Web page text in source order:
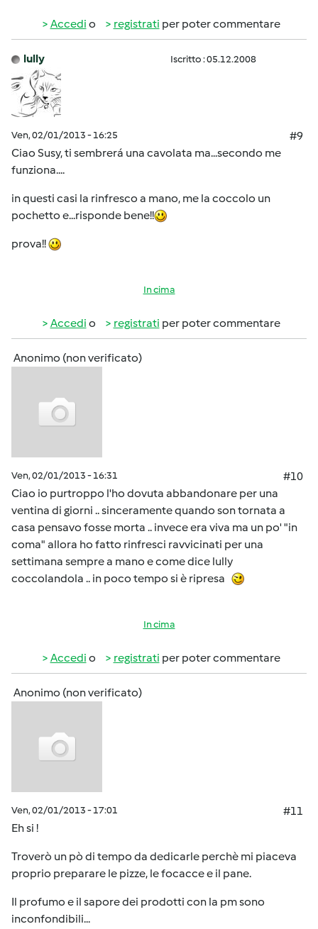
Accedi o registrati per poter commentare
lully Iscritto : 05.12.2008
Ven, 02/01/2013 - 16:25
#9
Ciao Susy, ti sembrerá una cavolata ma...secondo me
funziona....
in questi casi la rinfresco a mano, me la coccolo un
pochetto e...risponde bene!!
prova!!
In cima
Accedi o registrati per poter commentare
Anonimo (non verificato)
Ven, 02/01/2013 - 16:31
#10
Ciao io purtroppo l'ho dovuta abbandonare per una
ventina di giorni .. sinceramente quando son tornata a
casa pensavo fosse morta .. invece era viva ma un po' "in
coma" allora ho fatto rinfresci ravvicinati per una
settimana sempre a mano e come dice lully
coccolandola .. in poco tempo si è ripresa
In cima
Accedi o registrati per poter commentare
Anonimo (non verificato)
Ven, 02/01/2013 - 17:01
#11
Eh si !
Troverò un pò di tempo da dedicarle perchè mi piaceva
proprio preparare le pizze, le focacce e il pane.
Il profumo e il sapore dei prodotti con la pm sono
inconfondibili...